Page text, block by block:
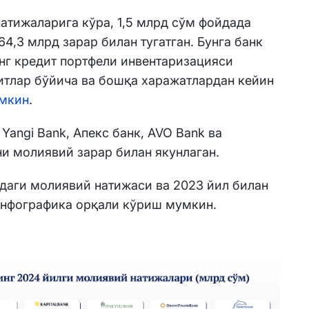
кўра, 1,5 млрд сўм фойдада
млрд зарар билан тугатган. Бунга банк
кредит портфели инвентаризацияси
бўйича ва бошқа харажатлардан кейин
.
Bank, Апекс банк, AVO Bank ва
молиявий зарар билан якунлаган.
молиявий натижаси ва 2023 йил билан
орқали кўриш мумкин.